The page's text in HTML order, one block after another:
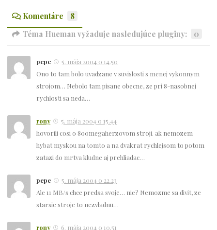
Komentáre
8
Téma Hueman vyžaduje nasledujúce pluginy:
0
pepe
5. mája 2004 o 14.50
Ono to tam bolo uvadzane v suvislosti s menej vykonnym
strojom… Nebolo tam pisane obecne, ze pri 8-nasobnej
rychlosti sa neda…
rony
5. mája 2004 o 15.44
hovorili cosi o 800megaherzovom stroji. ak nemozem
hybat myskou na tomto a na dvakrat rychlejsom to potom
zatazi do mrtva kludne aj prehliadac…
pepe
5. mája 2004 o 22.23
Ale 11 MB/s chce predsa svoje… nie? Nemozme sa divit, ze
starsie stroje to nezvladnu…
rony
6. mája 2004 o 10.51